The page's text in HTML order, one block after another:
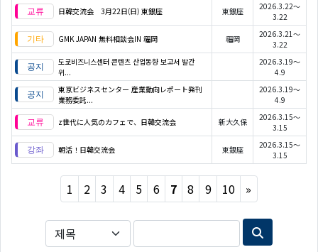
日韓交流会 3月22日(日) 東銀座 東銀座
2026.3.22～
3.22
GMK JAPAN 無料相談会IN 福岡 福岡
2026.3.21～
3.22
도쿄비즈니스센터 콘텐츠 산업동향 보고서 발간
위...
2026.3.19～
4.9
東京ビジネスセンター 産業動向レポート発刊
業務委託...
2026.3.19～
4.9
z世代に人気のカフェで、日韓交流会 新大久保
2026.3.15～
3.15
朝活！日韓交流会 東銀座
2026.3.15～
3.15
1 2 3 4 5 6 7 8 9 10 »